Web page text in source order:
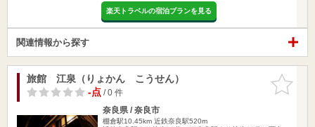
楽天トラベルの宿泊プランを見る
関連情報から探す
お気に入
りに追加
旅館 江泉（りょかん こうせん）
-点/ 0 件
奈良県 / 奈良市
棚倉駅10.45km 近鉄奈良駅520m